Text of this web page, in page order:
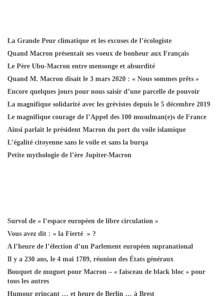
La Grande Peur climatique et les excuses de l’écologiste
Quand Macron présentait ses voeux de bonheur aux Français
Le Père Ubu-Macron entre mensonge et absurdité
Quand M. Macron disait le 3 mars 2020 : « Nous sommes prêts »
Encore quelques jours pour nous saisir d’une parcelle de pouvoir
La magnifique solidarité avec les grévistes depuis le 5 décembre 2019
Le magnifique courage de l’Appel des 100 musulman(e)s de France
Ainsi parlait le président Macron du port du voile islamique
L’égalité citoyenne sans le voile et sans la burqa
Petite mythologie de l’ère Jupiter-Macron
Survol de « l’espace européen de libre circulation »
Vous avez dit : « la Fierté » ?
A l’heure de l’élection d’un Parlement européen supranational
Il y a 230 ans, le 4 mai 1789, réunion des États généraux
Bouquet de muguet pour Macron – « faisceau de black bloc » pour
tous les autres
Humour grinçant … et heure de Berlin … à Brest